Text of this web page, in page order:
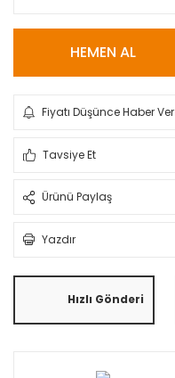
HEMEN AL
Fiyatı Düşünce Haber Ver
Tavsiye Et
Ürünü Paylaş
Yazdır
Hızlı Gönderi